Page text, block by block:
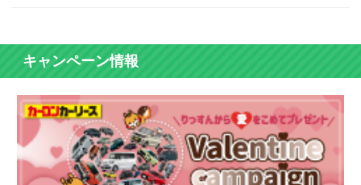
お役立ち記事
閉じる
リースに感じた魅力をご紹介します。
キャンペーン情報